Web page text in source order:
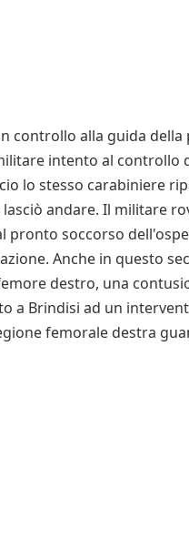
controllo alla guida
intento al
lo stesso carabiniere
andare. Il militare
soccorso
Anche in questo
destro, una
a Brindisi ad un
femorale destra